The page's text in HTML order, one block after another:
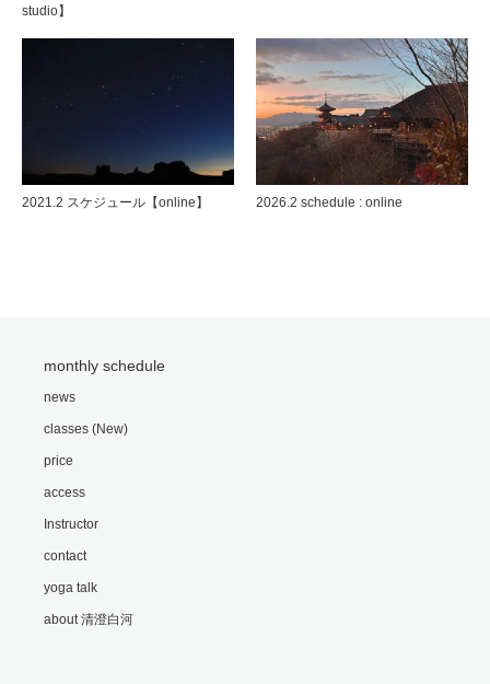
studio】
2021.2 スケジュール【online】 2026.2 schedule : online
monthly schedule
news
classes (New)
price
access
Instructor
contact
yoga talk
about 清澄白河